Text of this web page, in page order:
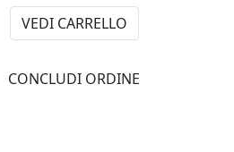
VEDI CARRELLO
CONCLUDI ORDINE